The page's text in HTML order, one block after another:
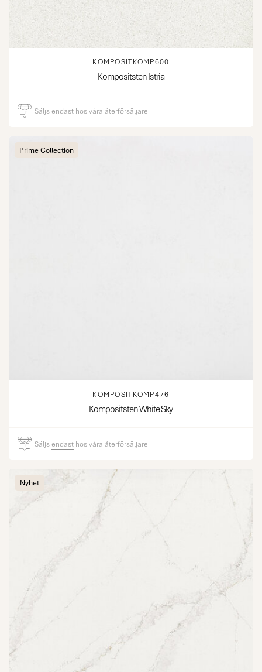
KOMPOSITKOMP600
Kompositsten Istria
Säljsendast hos våra återförsäljare
Prime Collection
KOMPOSITKOMP476
Kompositsten White Sky
Säljsendast hos våra återförsäljare
Nyhet